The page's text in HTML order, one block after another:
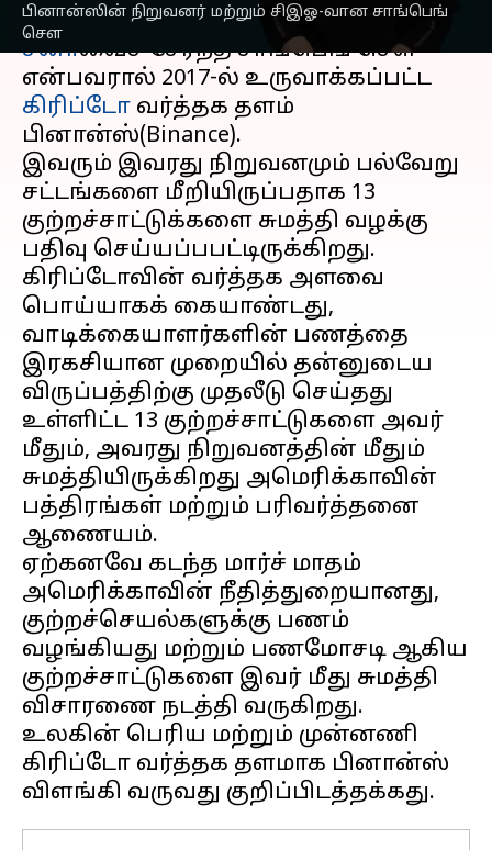
பினான்ஸின் நிறுவனர் மற்றும் சிஇஓ-வான சாங்பெங்
சௌ
செய்தி முன்னோட்டம்
சீனாவைச் சேர்ந்த சாங்பெங் சௌ
என்பவரால் 2017-ல் உருவாக்கப்பட்ட
கிரிப்டோ வர்த்தக தளம்
பினான்ஸ்(Binance).
இவரும் இவரது நிறுவனமும் பல்வேறு
சட்டங்களை மீறியிருப்பதாக 13
குற்றச்சாட்டுக்களை சுமத்தி வழக்கு
பதிவு செய்யப்பபட்டிருக்கிறது.
கிரிப்டோவின் வர்த்தக அளவை
பொய்யாகக் கையாண்டது,
வாடிக்கையாளர்களின் பணத்தை
இரகசியான முறையில் தன்னுடைய
விருப்பத்திற்கு முதலீடு செய்தது
உள்ளிட்ட 13 குற்றச்சாட்டுகளை அவர்
மீதும், அவரது நிறுவனத்தின் மீதும்
சுமத்தியிருக்கிறது அமெரிக்காவின்
பத்திரங்கள் மற்றும் பரிவர்த்தனை
ஆணையம்.
ஏற்கனவே கடந்த மார்ச் மாதம்
அமெரிக்காவின் நீதித்துறையானது,
குற்றச்செயல்களுக்கு பணம்
வழங்கியது மற்றும் பணமோசடி ஆகிய
குற்றச்சாட்டுகளை இவர் மீது சுமத்தி
விசாரணை நடத்தி வருகிறது.
உலகின் பெரிய மற்றும் முன்னணி
கிரிப்டோ வர்த்தக தளமாக பினான்ஸ்